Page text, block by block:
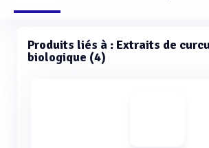
Produits liés à : Extraits de
biologique (4)